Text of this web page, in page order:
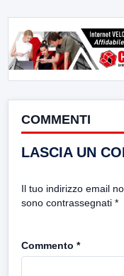
COMMENTI
LASCIA UN
Il tuo indirizzo email
sono contrassegnati *
Commento *